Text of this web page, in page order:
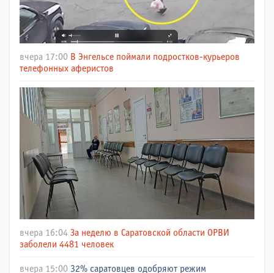
вчера 17:00 В Энгельсе поймали подростков-курьеров
телефонных аферистов
вчера 16:04 За неделю в Саратовской области ОРВИ
заболели 4481 человек
вчера 15:00 32% саратовцев одобряют режим